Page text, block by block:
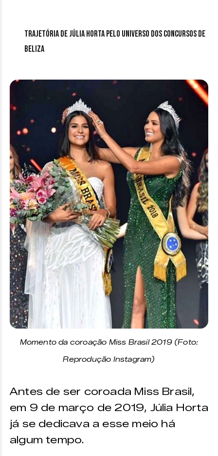
Trajetória de Júlia Horta pelo universo dos concursos de
beliza
Momento da coroação Miss Brasil 2019 (Foto:
Reprodução Instagram)
Antes de ser coroada Miss Brasil,
em 9 de março de 2019, Júlia Horta
já se dedicava a esse meio há
algum tempo.